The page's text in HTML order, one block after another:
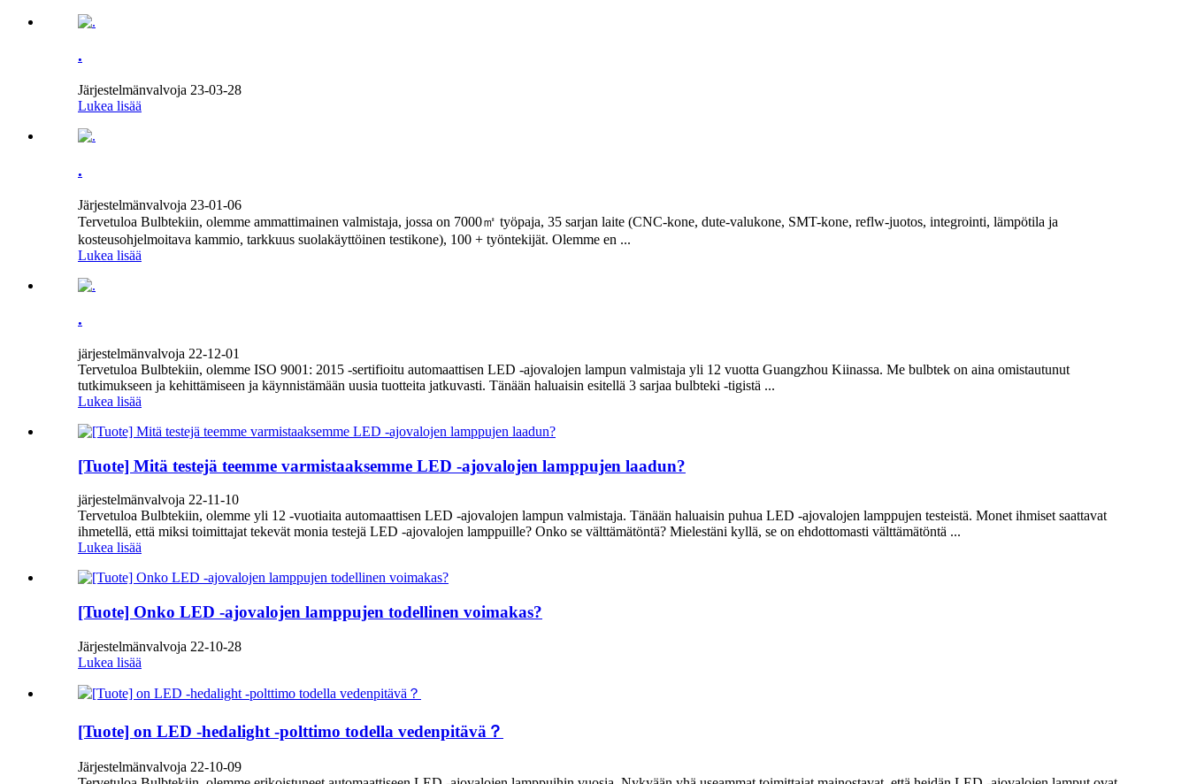
.
Järjestelmänvalvoja 23-03-28
Lukea lisää
.
Järjestelmänvalvoja 23-01-06
Tervetuloa Bulbtekiin, olemme ammattimainen valmistaja, jossa on 7000㎡ työpaja, 35 sarjan laite (CNC-kone, dute-valukone, SMT-kone, reflw-juotos, integrointi, lämpötila ja
kosteusohjelmoitava kammio, tarkkuus suolakäyttöinen testikone), 100 + työntekijät. Olemme en ...
Lukea lisää
.
järjestelmänvalvoja 22-12-01
Tervetuloa Bulbtekiin, olemme ISO 9001: 2015 -sertifioitu automaattisen LED -ajovalojen lampun valmistaja yli 12 vuotta Guangzhou Kiinassa. Me bulbtek on aina omistautunut
tutkimukseen ja kehittämiseen ja käynnistämään uusia tuotteita jatkuvasti. Tänään haluaisin esitellä 3 sarjaa bulbteki -tigistä ...
Lukea lisää
[Tuote] Mitä testejä teemme varmistaaksemme LED -ajovalojen lamppujen laadun?
järjestelmänvalvoja 22-11-10
Tervetuloa Bulbtekiin, olemme yli 12 -vuotiaita automaattisen LED -ajovalojen lampun valmistaja. Tänään haluaisin puhua LED -ajovalojen lamppujen testeistä. Monet ihmiset saattavat
ihmetellä, että miksi toimittajat tekevät monia testejä LED -ajovalojen lamppuille? Onko se välttämätöntä? Mielestäni kyllä, se on ehdottomasti välttämätöntä ...
Lukea lisää
[Tuote] Onko LED -ajovalojen lamppujen todellinen voimakas?
Järjestelmänvalvoja 22-10-28
Lukea lisää
[Tuote] on LED -hedalight -polttimo todella vedenpitävä？
Järjestelmänvalvoja 22-10-09